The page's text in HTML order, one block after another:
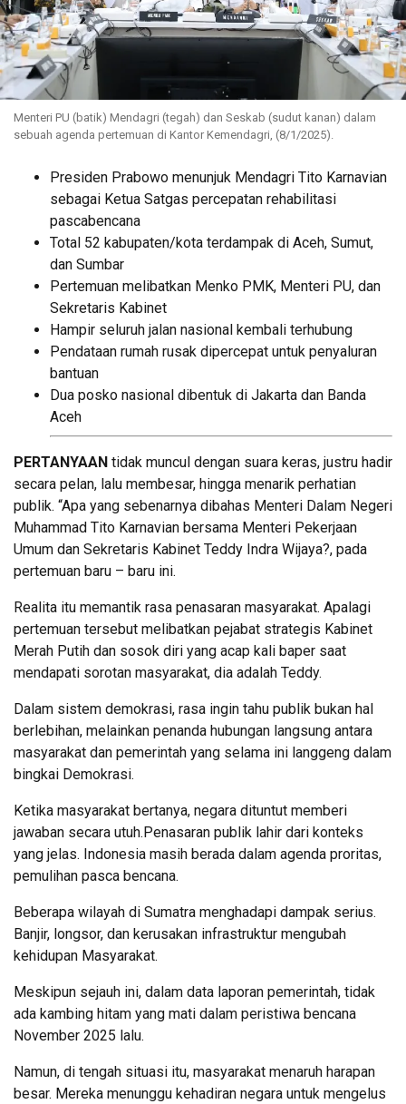
Menteri PU (batik) Mendagri (tegah) dan Seskab (sudut kanan) dalam
sebuah agenda pertemuan di Kantor Kemendagri, (8/1/2025).
Presiden Prabowo menunjuk Mendagri Tito Karnavian
sebagai Ketua Satgas percepatan rehabilitasi
pascabencana
Total 52 kabupaten/kota terdampak di Aceh, Sumut,
dan Sumbar
Pertemuan melibatkan Menko PMK, Menteri PU, dan
Sekretaris Kabinet
Hampir seluruh jalan nasional kembali terhubung
Pendataan rumah rusak dipercepat untuk penyaluran
bantuan
Dua posko nasional dibentuk di Jakarta dan Banda
Aceh
PERTANYAAN tidak muncul dengan suara keras, justru hadir
secara pelan, lalu membesar, hingga menarik perhatian
publik. “Apa yang sebenarnya dibahas Menteri Dalam Negeri
Muhammad Tito Karnavian bersama Menteri Pekerjaan
Umum dan Sekretaris Kabinet Teddy Indra Wijaya?, pada
pertemuan baru – baru ini.
Realita itu memantik rasa penasaran masyarakat. Apalagi
pertemuan tersebut melibatkan pejabat strategis Kabinet
Merah Putih dan sosok diri yang acap kali baper saat
mendapati sorotan masyarakat, dia adalah Teddy.
Dalam sistem demokrasi, rasa ingin tahu publik bukan hal
berlebihan, melainkan penanda hubungan langsung antara
masyarakat dan pemerintah yang selama ini langgeng dalam
bingkai Demokrasi.
Ketika masyarakat bertanya, negara dituntut memberi
jawaban secara utuh.Penasaran publik lahir dari konteks
yang jelas. Indonesia masih berada dalam agenda proritas,
pemulihan pasca bencana.
Beberapa wilayah di Sumatra menghadapi dampak serius.
Banjir, longsor, dan kerusakan infrastruktur mengubah
kehidupan Masyarakat.
Meskipun sejauh ini, dalam data laporan pemerintah, tidak
ada kambing hitam yang mati dalam peristiwa bencana
November 2025 lalu.
Namun, di tengah situasi itu, masyarakat menaruh harapan
besar. Mereka menunggu kehadiran negara untuk mengelus